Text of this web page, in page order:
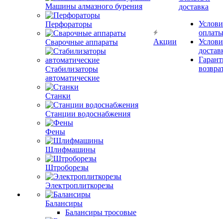
Машины алмазного бурения
Перфораторы
Сварочные аппараты
Стабилизаторы
автоматические
Станки
Станции водоснабжения
Фены
Шлифмашины
Штроборезы
Электроплиткорезы
Балансиры
Балансиры тросовые
Акции
Оплата и
доставка
оплаты